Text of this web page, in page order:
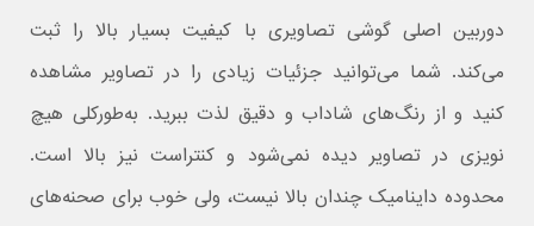
دوربین اصلی گوشی تصاویری با کیفیت بسیار بالا را ثبت
می‌کند. شما می‌توانید جزئیات زیادی را در تصاویر مشاهده
کنید و از رنگ‌های شاداب و دقیق لذت ببرید. به‌طورکلی هیچ
نویزی در تصاویر دیده نمی‌شود و کنتراست نیز بالا است.
محدوده داینامیک چندان بالا نیست، ولی خوب برای صحنه‌های